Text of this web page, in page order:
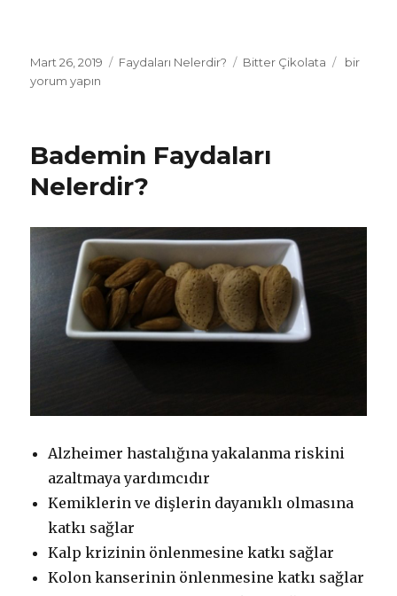
Yayın
tarihi
Mart 26, 2019 Kategoriler
Faydaları Nelerdir? Etiketler
Bitter Çikolata
Bitter
bir
yorum yapın
Bademin Faydaları
Nelerdir?
Alzheimer hastalığına yakalanma riskini
azaltmaya yardımcıdır
Kemiklerin ve dişlerin dayanıklı olmasına
katkı sağlar
Kalp krizinin önlenmesine katkı sağlar
Kolon kanserinin önlenmesine katkı sağlar